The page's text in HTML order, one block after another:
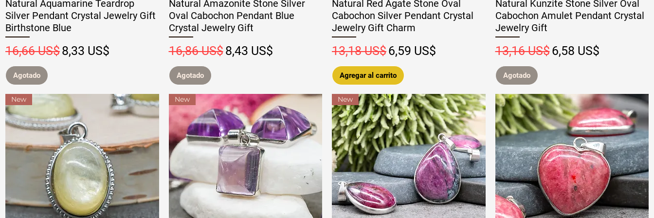
Natural Aquamarine Teardrop
Silver Pendant Crystal Jewelry Gift
Birthstone Blue
Precio
16,66 US$Precio de oferta
8,33 US$
Agotado
Natural Amazonite Stone Silver
Oval Cabochon Pendant Blue
Crystal Jewelry Gift
Precio
16,86 US$Precio de oferta
8,43 US$
Agotado
Natural Red Agate Stone Oval
Cabochon Silver Pendant Crystal
Jewelry Gift Charm
Precio
13,18 US$Precio de oferta
6,59 US$
Agregar al carrito
Natural Kunzite Stone Silver Oval
Cabochon Amulet Pendant Crystal
Jewelry Gift
Precio
13,16 US$Precio de oferta
6,58 US$
Agotado
New New New